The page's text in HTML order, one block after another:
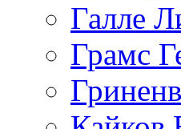
Галле
Грамс